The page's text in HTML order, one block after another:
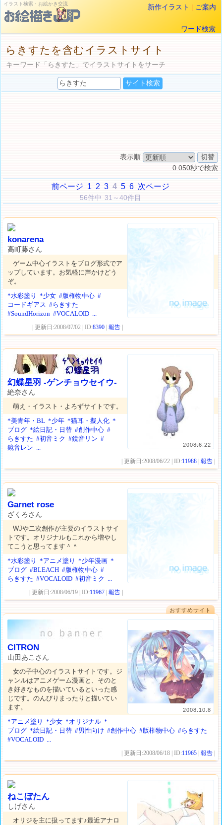
イラスト検索・お絵かき交流 新作イラスト | ご案内
ワード検索
らきすたを含むイラストサイト
キーワード「らきすた」でイラストサイトをサーチ
表示順
0.050秒で検索
前ページ 1 2 3 4 5 6 次ページ
56件中 31～40件目
konarena
高町藤さん
ゲーム中心イラストをブログ形式でア
ップしています。お気軽に声かけどう
ぞ。
*水彩塗り
*少女 #版権物中心 #
コードギアス #らきすた
#SoundHorizon #VOCALOID ...
| 更新日:2008/07/02 | ID:8390 |報告
2008.6.22
幻蝶星羽 ‐ゲンチョウセイウ‐
絶奈さん
萌え・イラスト・よろずサイトです。
*美青年・BL *少年 *猫耳・擬人化 *
ブログ *絵日記・日替 #創作中心 #
らきすた #初音ミク #鏡音リン #
鏡音レン ...
| 更新日:2008/06/22 | ID:11988 |報告
Garnet rose
ざくろさん
WJや二次創作が主要のイラストサイ
トです。オリジナルもこれから増やし
てこうと思ってます＾＾
*水彩塗り
*アニメ塗り *少年漫画 *
ブログ #BLEACH #版権物中心 #
らきすた #VOCALOID #初音ミク ...
| 更新日:2008/06/19 | ID:11967 |報告
おすすめサイト
2008.10.8
CITRON
山田あこさん
女の子中心のイラストサイトです。ジ
ャンルはアニメゲーム漫画と、そのと
き好きなものを描いているといった感
じです。のんびりまったりと描いてい
ます。
*アニメ塗り
*少女 *オリジナル *
ブログ *絵日記・日替 #男性向け #創作中心 #版権物中心 #らきすた
#VOCALOID ...
| 更新日:2008/06/18 | ID:11965 |報告
ねこぼたん
しげさん
オリジを主に扱ってます♪最近アナロ